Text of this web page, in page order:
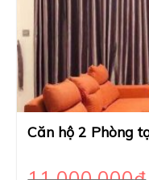
Căn hộ 2 Phòng